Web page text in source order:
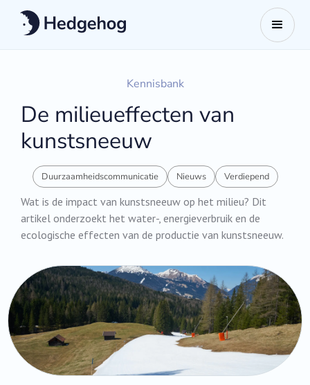
Kennisbank
De milieueffecten van
kunstsneeuw
Duurzaamheidscommunicatie Nieuws Verdiepend
Wat is de impact van kunstsneeuw op het milieu? Dit
artikel onderzoekt het water-, energieverbruik en de
ecologische effecten van de productie van kunstsneeuw.